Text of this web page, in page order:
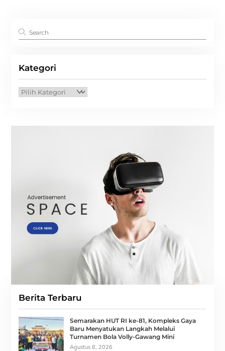
Kategori
Kategori
Berita Terbaru
Semarakan HUT RI ke-81, Kompleks Gaya
Baru Menyatukan Langkah Melalui
Turnamen Bola Volly-Gawang Mini
Agustus 8, 2026